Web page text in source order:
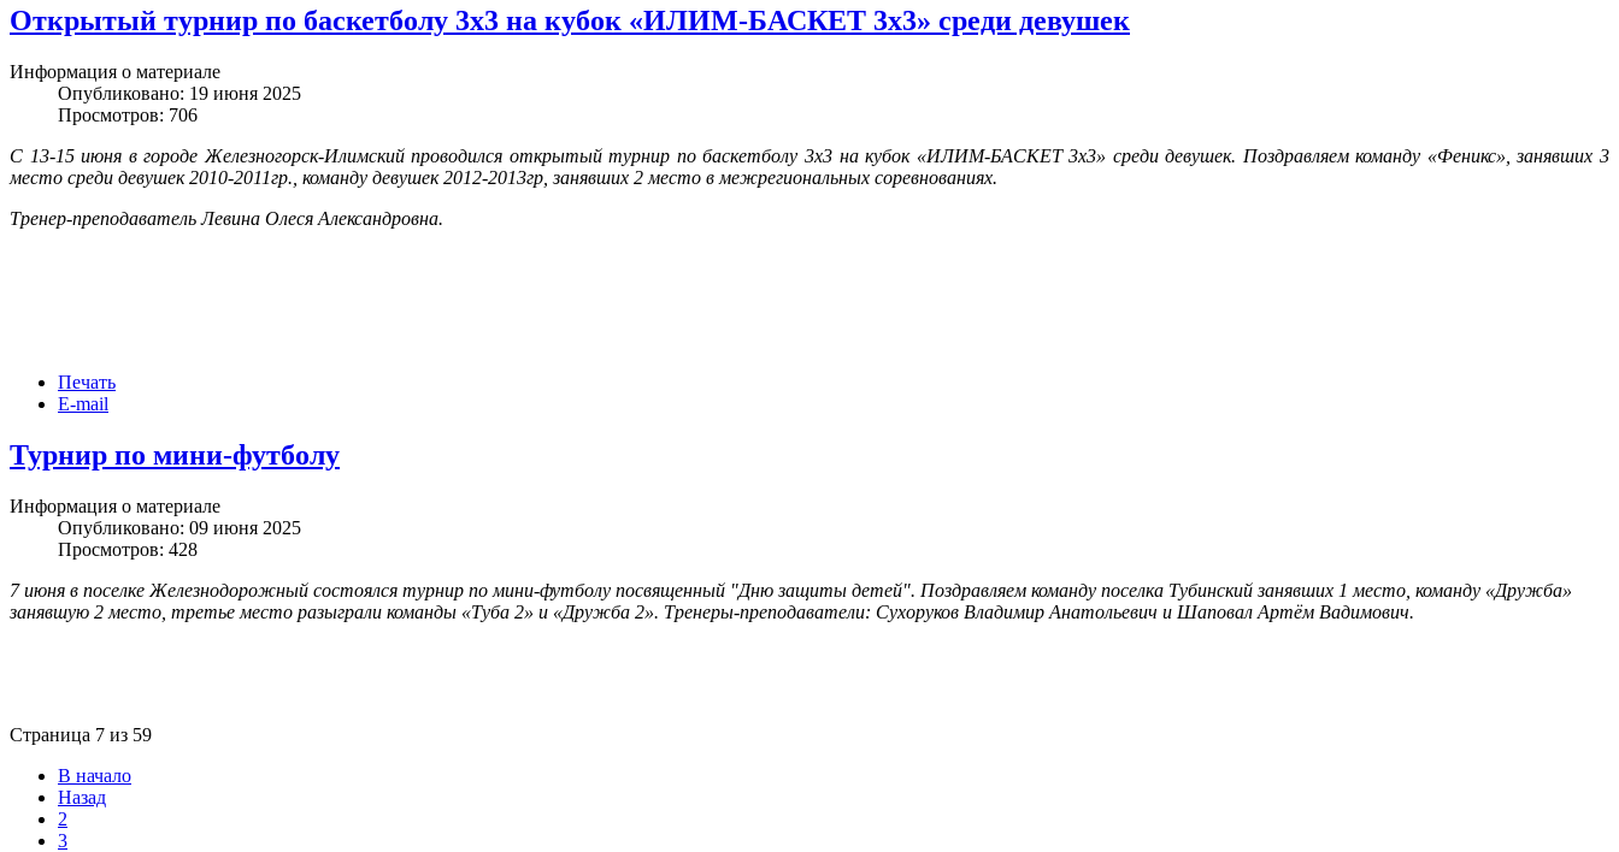
Открытый турнир по баскетболу 3х3 на кубок «ИЛИМ-БАСКЕТ 3х3» среди девушек
Информация о материале
Опубликовано: 19 июня 2025
Просмотров: 706
С 13-15 июня в городе Железногорск-Илимский проводился открытый турнир по баскетболу 3х3 на кубок «ИЛИМ-БАСКЕТ 3х3» среди девушек. Поздравляем команду «Феникс», занявших 3
место среди девушек 2010-2011гр., команду девушек 2012-2013гр, занявших 2 место в межрегиональных соревнованиях.
Тренер-преподаватель Левина Олеся Александровна.
Печать
E-mail
Турнир по мини-футболу
Информация о материале
Опубликовано: 09 июня 2025
Просмотров: 428
7 июня в поселке Железнодорожный состоялся турнир по мини-футболу посвященный "Дню защиты детей". Поздравляем команду поселка Тубинский занявших 1 место, команду «Дружба»
занявшую 2 место, третье место разыграли команды «Туба 2» и «Дружба 2». Тренеры-преподаватели: Сухоруков Владимир Анатольевич и Шаповал Артём Вадимович.
Страница 7 из 59
В начало
Назад
2
3